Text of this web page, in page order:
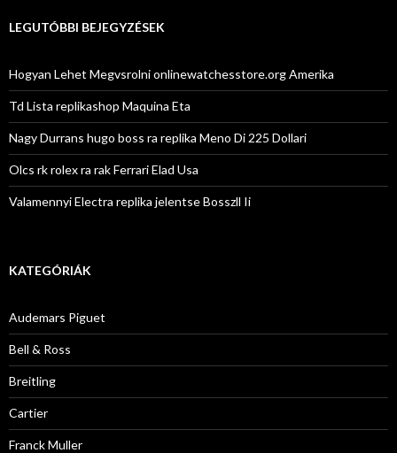
LEGUTÓBBI BEJEGYZÉSEK
Hogyan Lehet Megvsrolni onlinewatchesstore.org Amerika
Td Lista replikashop Maquina Eta
Nagy Durrans hugo boss ra replika Meno Di 225 Dollari
Olcs rk rolex ra rak Ferrari Elad Usa
Valamennyi Electra replika jelentse Bosszll Ii
KATEGÓRIÁK
Audemars Piguet
Bell & Ross
Breitling
Cartier
Franck Muller